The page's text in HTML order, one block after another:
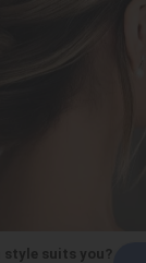
suits you?